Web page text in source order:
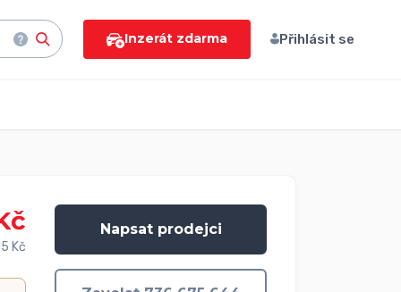
Inzerát zdarma Přihlásit se
Kč
Napsat prodejci